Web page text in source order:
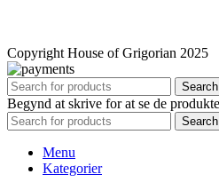
Copyright House of Grigorian 2025
Search
Begynd at skrive for at se de
Search
Menu
Kategorier